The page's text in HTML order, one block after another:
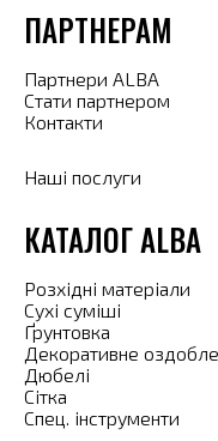
ПАРТНЕРАМ
Партнери ALBA
Стати партнером
Контакти
Наші послуги
КАТАЛОГ ALBA
Розхідні матеріали
Сухі суміші
Ґрунтовка
Декоративне
Дюбелі
Сітка
Спец. інструменти